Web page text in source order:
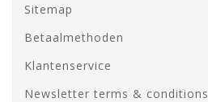
Sitemap
Betaalmethoden
Klantenservice
Newsletter terms & conditions